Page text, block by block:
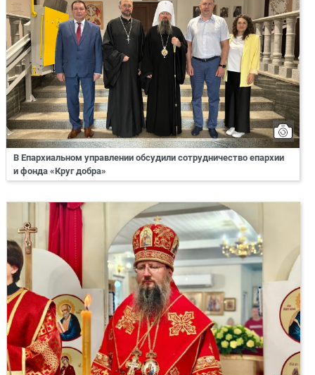
В Епархиальном управлении обсудили сотрудничество епархии
и фонда «Круг добра»